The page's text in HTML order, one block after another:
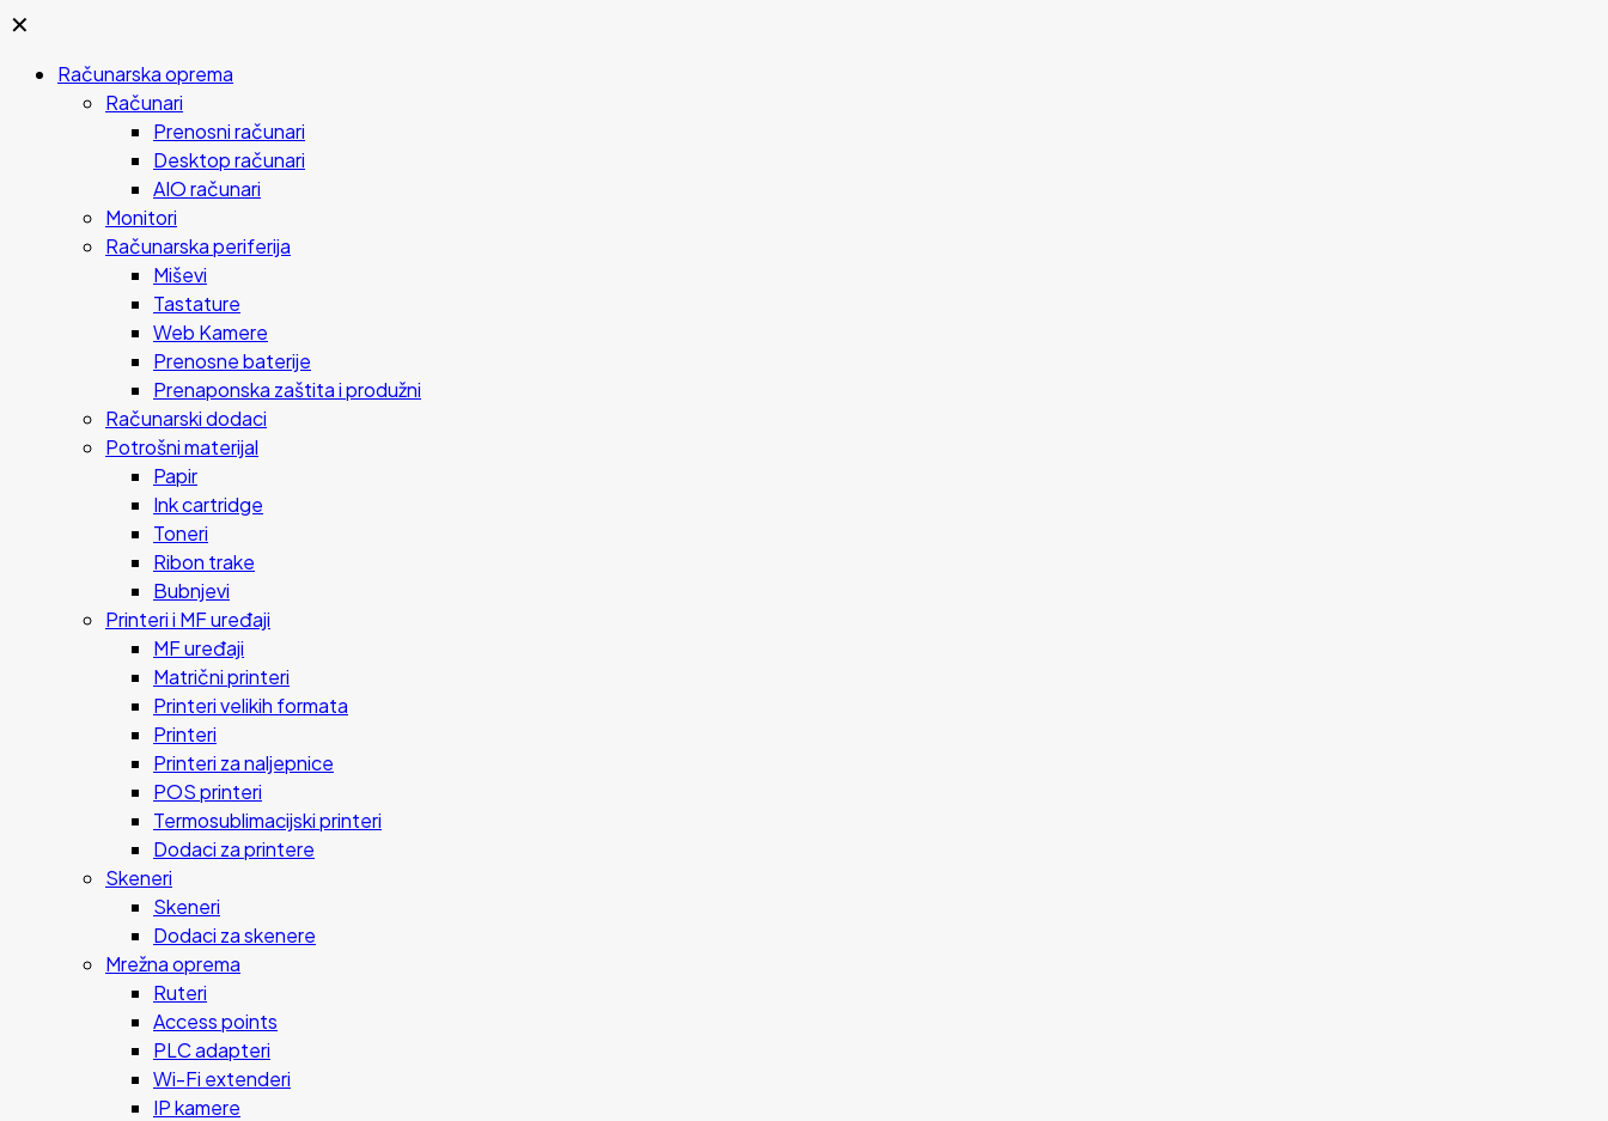
✕
Računarska oprema
Računari
Prenosni računari
Desktop računari
AIO računari
Monitori
Računarska periferija
Miševi
Tastature
Web Kamere
Prenosne baterije
Prenaponska zaštita i produžni
Računarski dodaci
Potrošni materijal
Papir
Ink cartridge
Toneri
Ribon trake
Bubnjevi
Printeri i MF uređaji
MF uređaji
Matrični printeri
Printeri velikih formata
Printeri
Printeri za naljepnice
POS printeri
Termosublimacijski printeri
Dodaci za printere
Skeneri
Skeneri
Dodaci za skenere
Mrežna oprema
Ruteri
Access points
PLC adapteri
Wi-Fi extenderi
IP kamere